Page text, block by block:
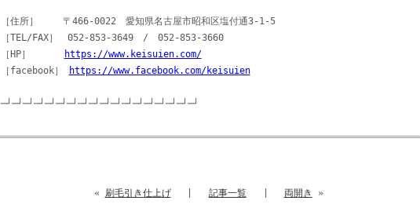
［住所］ 〒466-0022 愛知県名古屋市昭和区塩付通3-1-5
［TEL/FAX］ 052-853-3649 / 052-853-3660
［HP］
https://www.keisuien.com/
［facebook］
https://www.facebook.com/keisuien
─┘─┘─┘─┘─┘─┘─┘─┘─┘─┘─┘─┘─┘─┘─┘─┘─┘─┘
« 刷毛引き仕上げ 記事一覧| 両開き »